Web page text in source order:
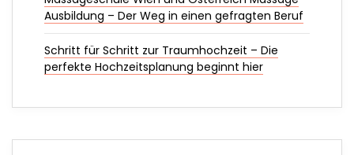
Ausbildung – Der Weg in einen gefragten Beruf
Schritt für Schritt zur Traumhochzeit – Die
perfekte Hochzeitsplanung beginnt hier